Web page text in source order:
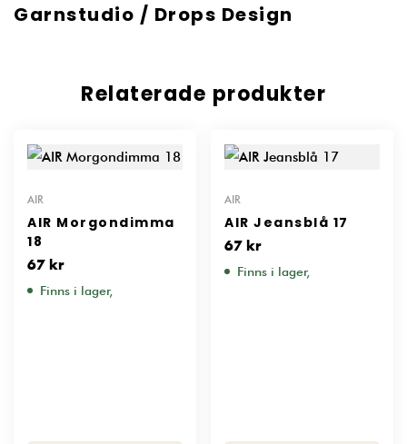
Garnstudio / Drops Design
Relaterade produkter
AIR
AIR Morgondimma
18
67 kr
Finns i lager,
AIR
AIR Jeansblå 17
67 kr
Finns i lager,